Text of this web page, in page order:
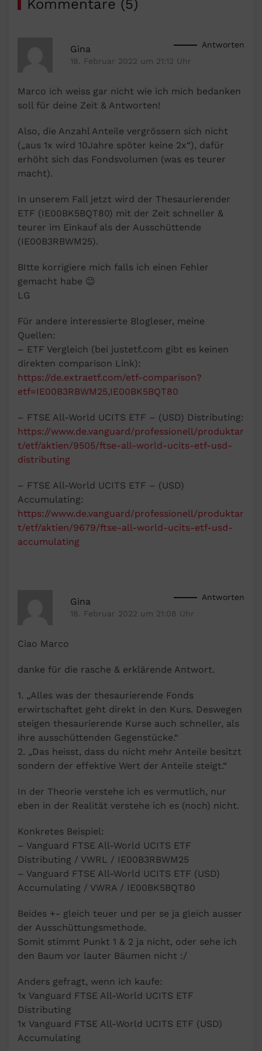
Kommentare (5)
Gina
18. Februar 2022 um 21:12 Uhr
Antworten
Marco ich weiss gar nicht wie ich mich bedanken
soll für deine Zeit & Antworten!
Also, die Anzahl Anteile vergrössern sich nicht
(„aus 1x wird 10Jahre spöter keine 2x“), dafür
erhöht sich das Fondsvolumen (was es teurer
macht).
In unserem Fall jetzt wird der Thesaurierender
ETF (IE00BK5BQT80) mit der Zeit schneller &
teurer im Einkauf als der Ausschüttende
(IE00B3RBWM25).
BItte korrigiere mich falls ich einen Fehler
gemacht habe 😉
LG
Für andere interessierte Blogleser, meine
Quellen:
– ETF Vergleich (bei justetf.com gibt es keinen
direkten comparison Link):
https://de.extraetf.com/etf-comparison?
etf=IE00B3RBWM25,IE00BK5BQT80
– FTSE All-World UCITS ETF – (USD) Distributing:
https://www.de.vanguard/professionell/produktar
t/etf/aktien/9505/ftse-all-world-ucits-etf-usd-
distributing
– FTSE All-World UCITS ETF – (USD)
Accumulating:
https://www.de.vanguard/professionell/produktar
t/etf/aktien/9679/ftse-all-world-ucits-etf-usd-
accumulating
Gina
18. Februar 2022 um 21:08 Uhr
Antworten
Ciao Marco
danke für die rasche & erklärende Antwort.
1. „Alles was der thesaurierende Fonds
erwirtschaftet geht direkt in den Kurs. Deswegen
steigen thesaurierende Kurse auch schneller, als
ihre ausschüttenden Gegenstücke.“
2. „Das heisst, dass du nicht mehr Anteile besitzt
sondern der effektive Wert der Anteile steigt.“
In der Theorie verstehe ich es vermutlich, nur
eben in der Realität verstehe ich es (noch) nicht.
Konkretes Beispiel:
– Vanguard FTSE All-World UCITS ETF
Distributing / VWRL / IE00B3RBWM25
– Vanguard FTSE All-World UCITS ETF (USD)
Accumulating / VWRA / IE00BK5BQT80
Beides +- gleich teuer und per se ja gleich ausser
der Ausschüttungsmethode.
Somit stimmt Punkt 1 & 2 ja nicht, oder sehe ich
den Baum vor lauter Bäumen nicht :/
Anders gefragt, wenn ich kaufe:
1x Vanguard FTSE All-World UCITS ETF
Distributing
1x Vanguard FTSE All-World UCITS ETF (USD)
Accumulating